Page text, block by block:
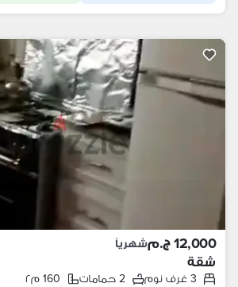
12,000 ج.م شهرياً
شقة
3 غرف نوم 2 حمامات
160 م٢